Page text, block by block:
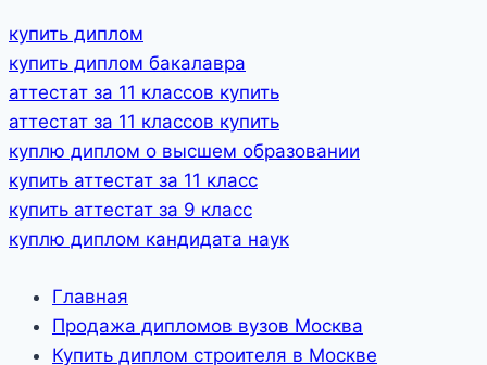
купить диплом
купить диплом бакалавра
аттестат за 11 классов купить
аттестат за 11 классов купить
куплю диплом о высшем образовании
купить аттестат за 11 класс
купить аттестат за 9 класс
куплю диплом кандидата наук
Главная
Продажа дипломов вузов Москва
Купить диплом строителя в Москве